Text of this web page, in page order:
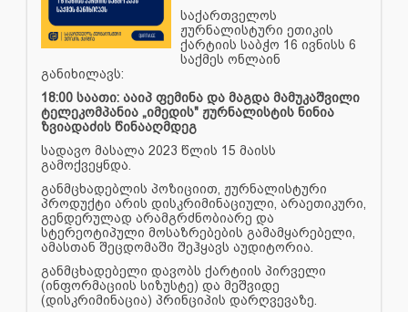
საქართველოს
ჟურნალისტური ეთიკის
ქარტიის საბჭო 16 ივნისს 6
საქმეს ონლაინ
განიხილავს:
18:00 საათი: ააიპ ფემინა და მაგდა მამუკაშვილი
ტელეკომპანია „იმედის" ჟურნალისტის ნინია
ზვიადაძის წინააღმდეგ
სადავო მასალა 2023 წლის 15 მაისს
გამოქვეყნდა.
განმცხადებლის პოზიციით, ჟურნალისტური
პროდუქტი არის დისკრიმინაციული, არაეთიკური,
გენდერულად არამგრძნობიარე და
სტერეოტიპული მოსაზრებების გამამყარებელი,
ამასთან შეცდომაში შეჰყავს აუდიტორია.
განმცხადებელი დავობს ქარტიის პირველი
(ინფორმაციის სიზუსტე) და მეშვიდე
(დისკრიმინაცია) პრინციპის დარღვევაზე.